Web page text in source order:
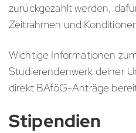
zurückgezahlt werden,
Zeitrahmen und
Wichtige Informationen
Studierendenwerk deiner
direkt BAföG-Anträge
Stipendien